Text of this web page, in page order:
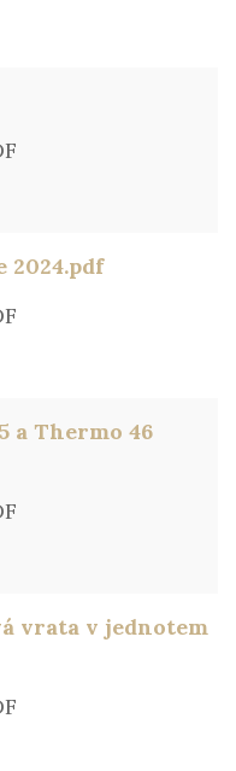
a Thermo 46
vrata v jednotem